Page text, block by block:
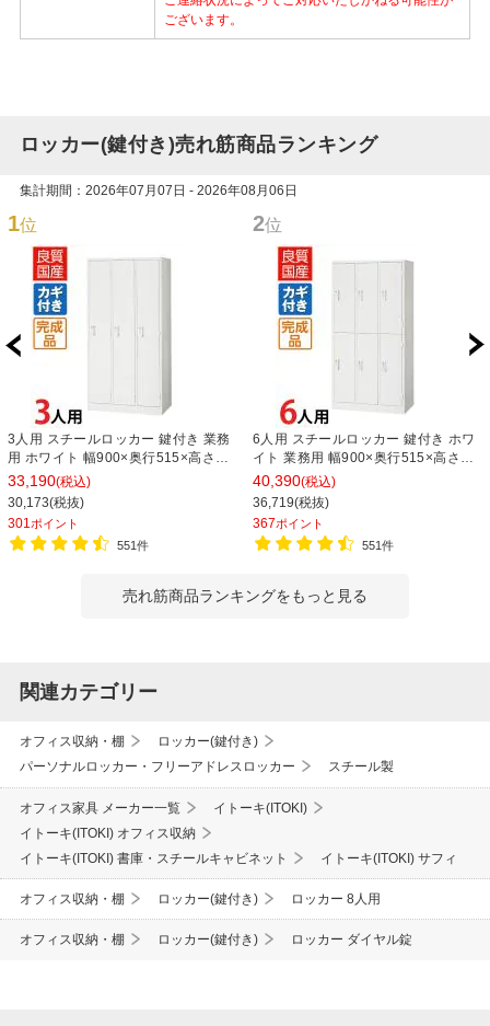
ございます。
ロッカー(鍵付き)売れ筋商品ランキング
集計期間：2026年07月07日 - 2026年08月06日
1位
3人用 スチールロッカー 鍵付き 業務
用 ホワイト 幅900×奥行515×高さ
1790mm【国産】【完成品】 オフィ
スロッカー 下駄箱 シューズロッカー
更衣ロッカー
33,190(税込)
30,173(税抜)
301 ポイント
551件
2位
6人用 スチールロッカー 鍵付き ホワ
イト 業務用 幅900×奥行515×高さ
1790mm【国産】【完成品】 オフィ
スロッカー 下駄箱 シューズロッカー
更衣ロッカー 収納 3列2段
40,390(税込)
36,719(税抜)
367ポイント
551件
売れ筋商品ランキングをもっと見る
関連カテゴリー
オフィス収納・棚
ロッカー(鍵付き)
パーソナルロッカー・フリーアドレスロッカー
スチール製
オフィス家具 メーカー一覧
イトーキ(ITOKI)
イトーキ(ITOKI) オフィス収納
イトーキ(ITOKI) 書庫・スチールキャビネット
イトーキ(ITOKI) サフィ
オフィス収納・棚 ロッカー(鍵付き) ロッカー 8人用
オフィス収納・棚 ロッカー(鍵付き) ロッカー ダイヤル錠